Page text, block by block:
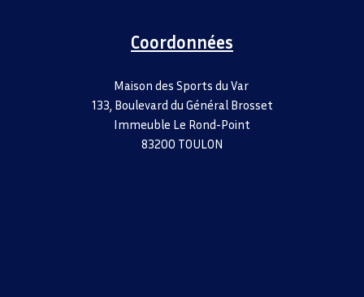
Coordonnées
Maison des Sports du Var
133, Boulevard du Général Brosset
Immeuble Le Rond-Point
83200 TOULON